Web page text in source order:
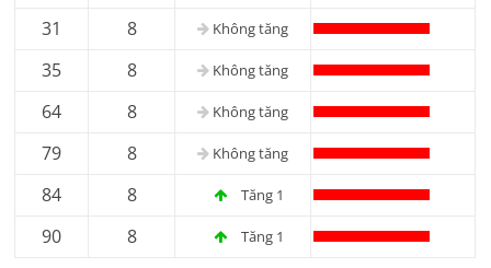
31 8 Không tăng
35 8 Không tăng
64 8 Không tăng
79 8 Không tăng
84 8 Tăng 1
90 8 Tăng 1